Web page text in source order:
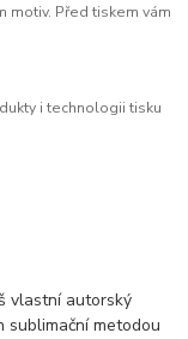
motiv. Před tiskem vám
i technologii tisku
vlastní autorský
sublimační metodou